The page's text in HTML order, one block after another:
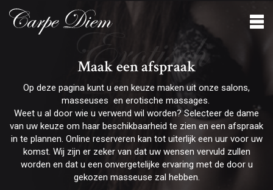
Maak een afspraak
Erotisch
Op deze pagina kunt u een keuze maken uit onze salons,
masseuses en erotische massages.
Weet u al door wie u verwend wil worden? Selecteer de dame
van uw keuze om haar beschikbaarheid te zien en een afspraak
in te plannen. Online reserveren kan tot uiterlijk een uur voor uw
komst. Wij zijn er zeker van dat uw wensen vervuld zullen
worden en dat u een onvergetelijke ervaring met de door u
gekozen masseuse zal hebben.